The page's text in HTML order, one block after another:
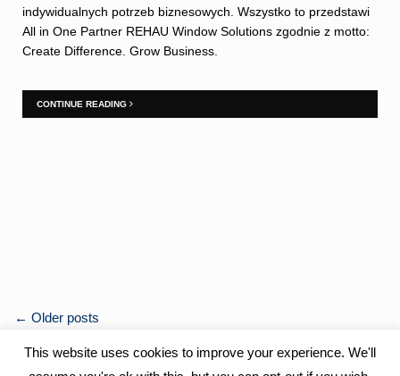
indywidualnych potrzeb biznesowych. Wszystko to przedstawi
All in One Partner REHAU Window Solutions zgodnie z motto:
Create Difference. Grow Business.
CONTINUE READING
POSTS
NAVIGATION
← Older posts
This website uses cookies to improve your experience. We'll